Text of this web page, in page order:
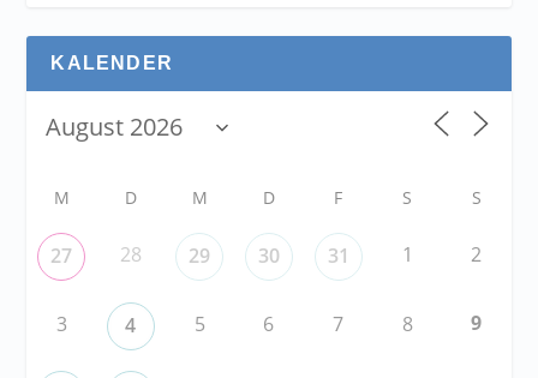
KALENDER
M D M D F S S
27 28 29 30 31 1 2
3 4 5 6 7 8 9